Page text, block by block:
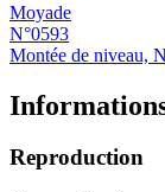
Moyade
N°0593
Montée de niveau,
Reproduction